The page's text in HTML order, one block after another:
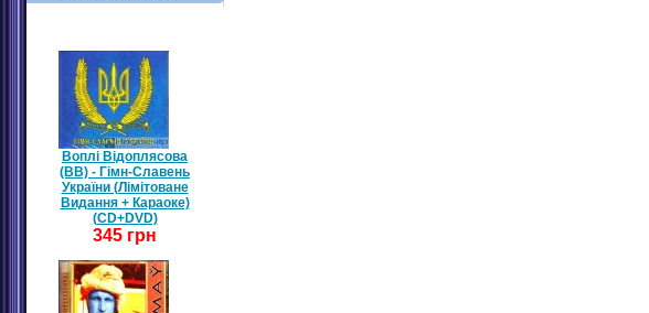
Воплі Відоплясова
(ВВ) - Гімн-Славень
України (Лімітоване
Видання + Караоке)
(CD+DVD)
345 грн